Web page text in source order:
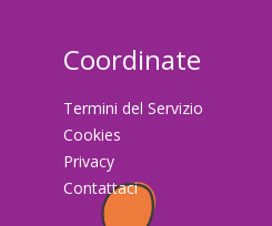
Coordinate
Termini del Servizio
Cookies
Privacy
Contattaci